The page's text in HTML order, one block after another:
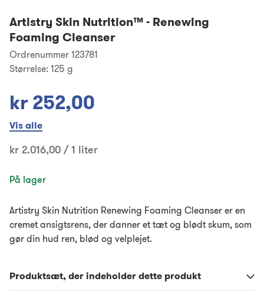
Artistry Skin Nutrition™- Renewing
Foaming Cleanser
Ordrenummer 123781
Størrelse: 125 g
kr 252,00
Vis alle
kr 2.016,00 / 1 liter
På lager
Artistry Skin Nutrition Renewing Foaming Cleanser er en
cremet ansigtsrens, der danner et tæt og blødt skum, som
gør din hud ren, blød og velplejet.
Produktsæt, der indeholder dette produkt